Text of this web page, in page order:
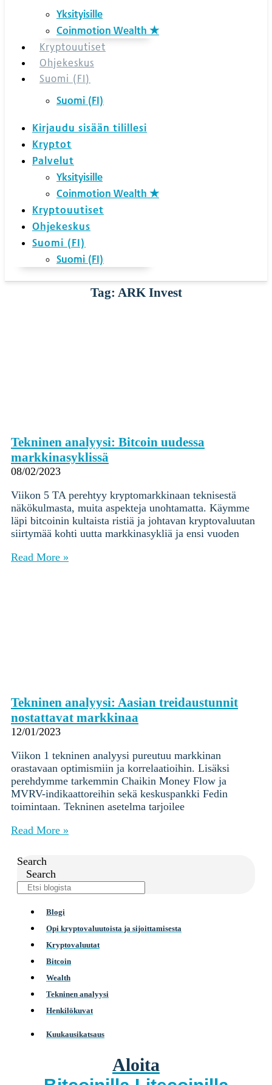
Yksityisille
Coinmotion Wealth ★
Kryptouutiset
Ohjekeskus
Suomi (FI)
Suomi (FI)
Kirjaudu sisään tilillesi
Kryptot
Palvelut
Yksityisille
Coinmotion Wealth ★
Kryptouutiset
Ohjekeskus
Suomi (FI)
Suomi (FI)
Tag: ARK Invest
Tekninen analyysi: Bitcoin uudessa
markkinasyklissä
08/02/2023
Viikon 5 TA perehtyy kryptomarkkinaan teknisestä
näkökulmasta, muita aspekteja unohtamatta. Käymme
läpi bitcoinin kultaista ristiä ja johtavan kryptovaluutan
siirtymää kohti uutta markkinasykliä ja ensi vuoden
Read More »
Tekninen analyysi: Aasian treidaustunnit
nostattavat markkinaa
12/01/2023
Viikon 1 tekninen analyysi pureutuu markkinan
orastavaan optimismiin ja korrelaatioihin. Lisäksi
perehdymme tarkemmin Chaikin Money Flow ja
MVRV-indikaattoreihin sekä keskuspankki Fedin
toimintaan. Tekninen asetelma tarjoilee
Read More »
Search
Search
Blogi
Opi kryptovaluutoista ja sijoittamisesta
Kryptovaluutat
Bitcoin
Wealth
Tekninen analyysi
Henkilökuvat
Kuukausikatsaus
Aloita